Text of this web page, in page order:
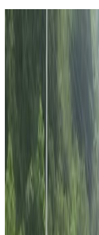
News
‘ब्लड
जुटे अष्ट्रेलियाका
Nepaltube Australia |